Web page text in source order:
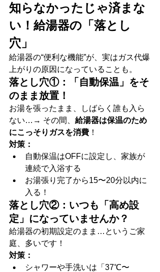
知らなかったじゃ済まな
い！給湯器の「落とし
穴」
給湯器の“便利な機能”が、実はガス代爆
上がりの原因になっていることも。
落とし穴①：「自動保温」をそ
のまま放置！
お湯を張ったまま、しばらく誰も入ら
ない…→ その間、 給湯器は保温のため
にこっそりガスを消費 ！
対策：
自動保温はOFFに設定し、家族が
連続で入浴する
お湯張り完了から15〜20分以内に
入る！
落とし穴②：いつも「高め設
定」になっていませんか？
給湯器の初期設定のまま…というご家
庭、多いです！
対策：
シャワーや手洗いは「37℃〜